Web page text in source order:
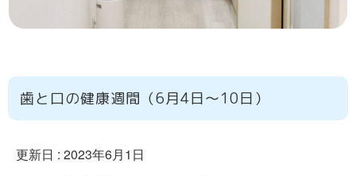
歯と口の健康週間（6月4日～10日）
更新日 : 2023年6月1日